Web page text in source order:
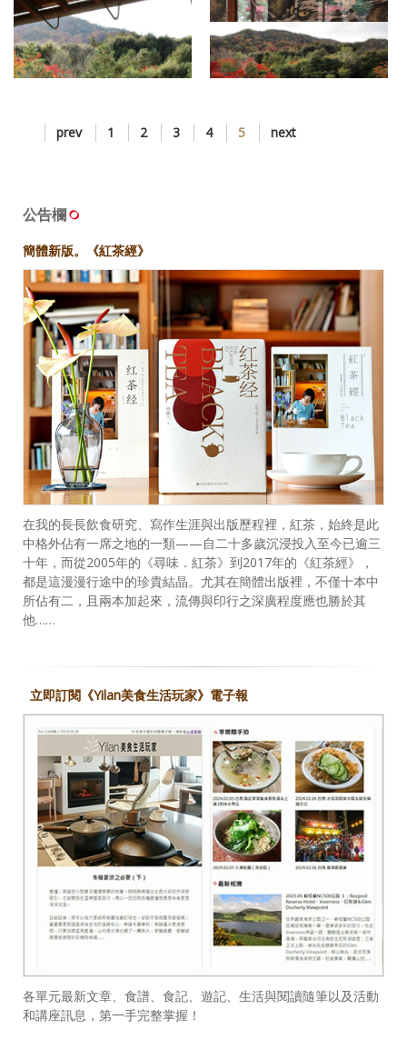
C080 Day12 天龍寺
C081 Day12 天龍寺
C083 Day12 天龍寺
prev 1 2 3 4 5 next
公告欄
簡體新版。《紅茶經》
在我的長長飲食研究、寫作生涯與出版歷程裡，紅茶，始終是此
中格外佔有一席之地的一類——自二十多歲沉浸投入至今已逾三
十年，而從2005年的《尋味．紅茶》到2017年的《紅茶經》，
都是這漫漫行途中的珍貴結晶。尤其在簡體出版裡，不僅十本中
所佔有二，且兩本加起來，流傳與印行之深廣程度應也勝於其
他……
立即訂閱《Yilan美食生活玩家》電子報
各單元最新文章、食譜、食記、遊記、生活與閱讀隨筆以及活動
和講座訊息，第一手完整掌握！